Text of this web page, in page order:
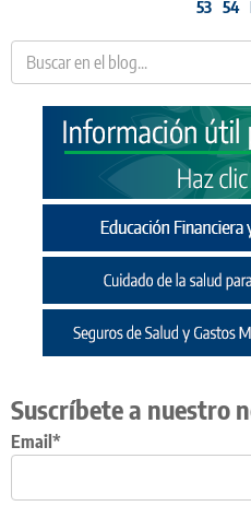
53 54
Suscríbete a nuestro
Email*